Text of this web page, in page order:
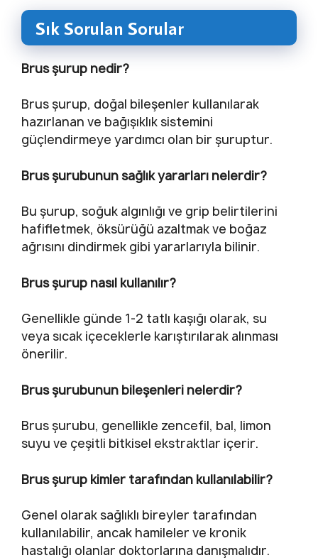
Sık Sorulan Sorular
Brus şurup nedir?
Brus şurup, doğal bileşenler kullanılarak
hazırlanan ve bağışıklık sistemini
güçlendirmeye yardımcı olan bir şuruptur.
Brus şurubunun sağlık yararları nelerdir?
Bu şurup, soğuk algınlığı ve grip belirtilerini
hafifletmek, öksürüğü azaltmak ve boğaz
ağrısını dindirmek gibi yararlarıyla bilinir.
Brus şurup nasıl kullanılır?
Genellikle günde 1-2 tatlı kaşığı olarak, su
veya sıcak içeceklerle karıştırılarak alınması
önerilir.
Brus şurubunun bileşenleri nelerdir?
Brus şurubu, genellikle zencefil, bal, limon
suyu ve çeşitli bitkisel ekstraktlar içerir.
Brus şurup kimler tarafından kullanılabilir?
Genel olarak sağlıklı bireyler tarafından
kullanılabilir, ancak hamileler ve kronik
hastalığı olanlar doktorlarına danışmalıdır.